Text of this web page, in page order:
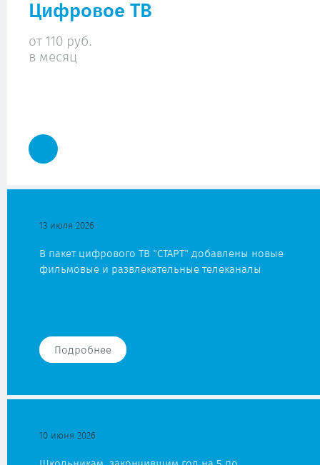
13 июля 2026
В пакет цифрового ТВ "СТАРТ" добавлены новые
фильмовые и развлекательные телеканалы
Подробнее
10 июня 2026
Цифровое ТВ
от 110 руб.
в месяц